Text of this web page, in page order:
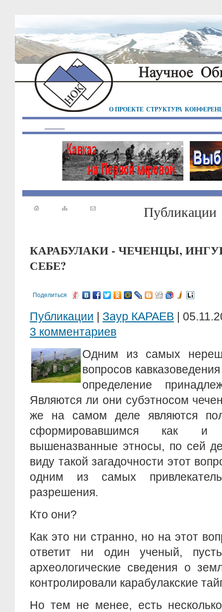
О ПРОЕКТЕ СТРУКТУРА
Публикации
КАРАБУЛАКИ - ЧЕЧЕНЦЫ,
СЕБЕ?
Поделиться
Публикации | Заур КАРАЕВ |
3 комментариев
Одним из самых
вопросов
определение
Являются ли они субэтносом
же на самом деле являются
сформировавшимся как и
вышеназванные этносы, по сей
виду такой загадочности этот
одним из самых
разрешения.
Кто они?
Как это ни странно, но на этот
ответит ни один ученый,
археологические сведения о
контролировали карабулакские
Но тем не менее, есть